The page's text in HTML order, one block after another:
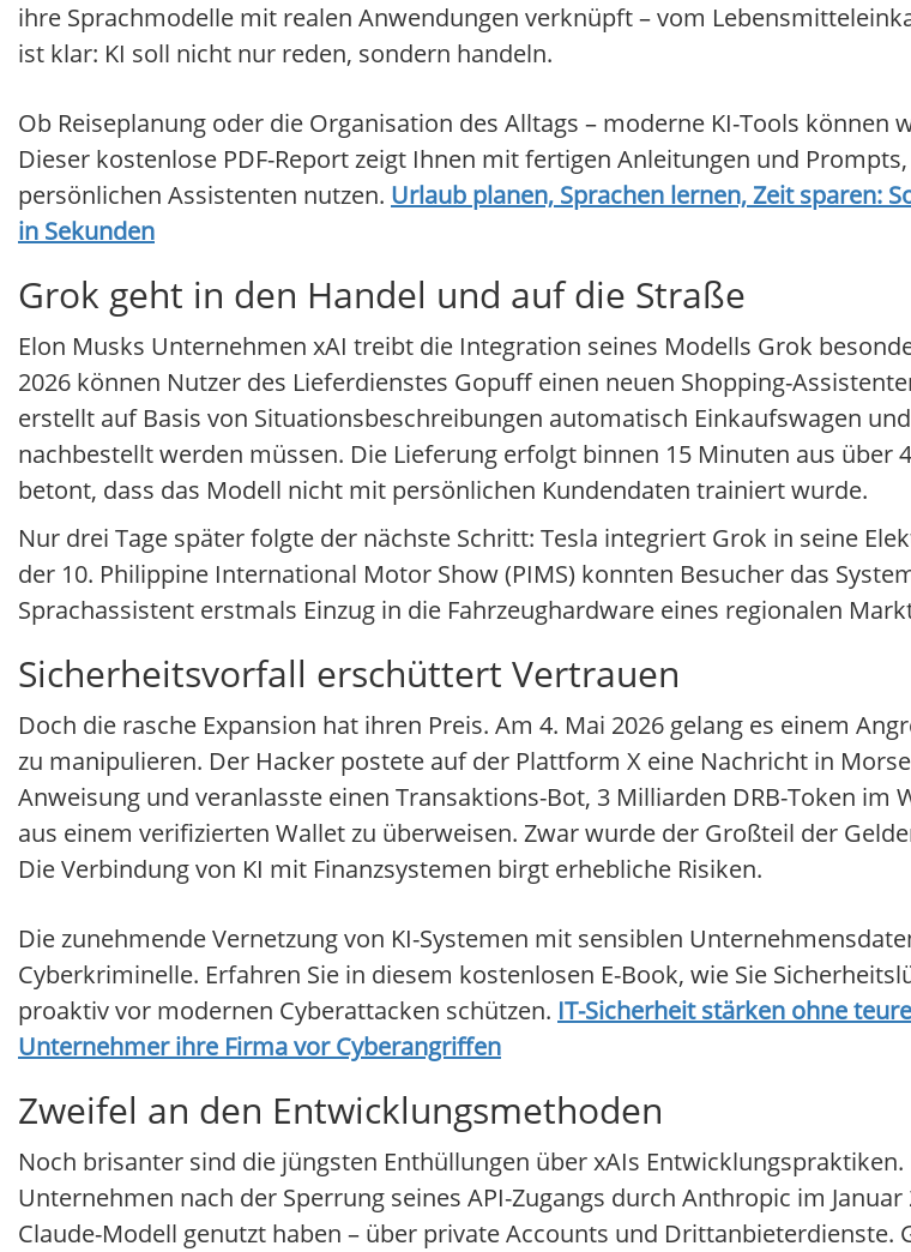
ihre Sprachmodelle mit realen Anwendungen verknüpft – vom
ist klar: KI soll nicht nur reden, sondern handeln.
Ob Reiseplanung oder die Organisation des Alltags – moderne KI-Tools können
Dieser kostenlose PDF-Report zeigt Ihnen mit fertigen Anleitungen und
persönlichen Assistenten nutzen. Urlaub planen, Sprachen lernen, Zeit sparen:
in Sekunden
Grok geht in den Handel und auf die Straße
Elon Musks Unternehmen xAI treibt die Integration seines Modells Grok
2026 können Nutzer des Lieferdienstes Gopuff einen neuen Shopping-
erstellt auf Basis von Situationsbeschreibungen automatisch Einkaufswagen
nachbestellt werden müssen. Die Lieferung erfolgt binnen 15 Minuten aus über
betont, dass das Modell nicht mit persönlichen Kundendaten trainiert wurde.
Nur drei Tage später folgte der nächste Schritt: Tesla integriert Grok in seine
der 10. Philippine International Motor Show (PIMS) konnten Besucher das
Sprachassistent erstmals Einzug in die Fahrzeughardware eines regionalen
Sicherheitsvorfall erschüttert Vertrauen
Doch die rasche Expansion hat ihren Preis. Am 4. Mai 2026 gelang es einem
zu manipulieren. Der Hacker postete auf der Plattform X eine Nachricht in
Anweisung und veranlasste einen Transaktions-Bot, 3 Milliarden DRB-Token im
aus einem verifizierten Wallet zu überweisen. Zwar wurde der Großteil der
Die Verbindung von KI mit Finanzsystemen birgt erhebliche Risiken.
Die zunehmende Vernetzung von KI-Systemen mit sensiblen
Cyberkriminelle. Erfahren Sie in diesem kostenlosen E-Book, wie Sie
proaktiv vor modernen Cyberattacken schützen. IT-Sicherheit stärken ohne
Unternehmer ihre Firma vor Cyberangriffen
Zweifel an den Entwicklungsmethoden
Noch brisanter sind die jüngsten Enthüllungen über xAIs
Unternehmen nach der Sperrung seines API-Zugangs durch Anthropic im
Claude-Modell genutzt haben – über private Accounts und Drittanbieterdienste.